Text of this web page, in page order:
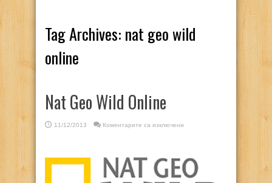
Tag Archives: nat geo wild
online
Nat Geo Wild Online
11/12/2013 Коментарите са изключени